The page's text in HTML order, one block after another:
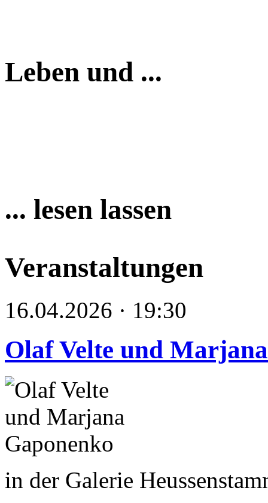
Leben und ...
... lesen lassen
Veranstaltungen
16.04.2026 · 19:30
Olaf Velte und
in der Galerie